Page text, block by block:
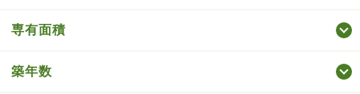
専有面積
築年数